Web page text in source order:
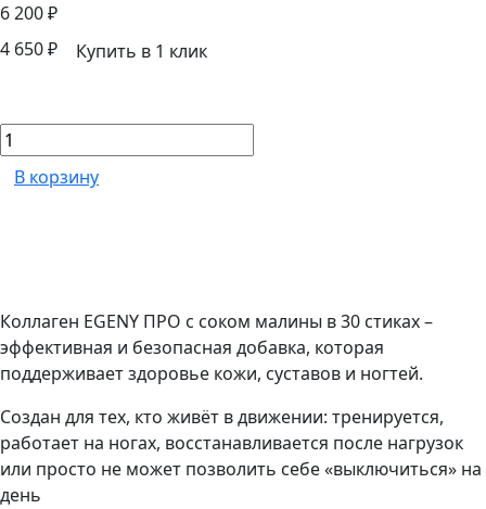
6 200 ₽
4 650 ₽
Купить в 1 клик
В корзину
Коллаген EGENY ПРО с соком малины в 30 стиках –
эффективная и безопасная добавка, которая
поддерживает здоровье кожи, суставов и ногтей.
Создан для тех, кто живёт в движении: тренируется,
работает на ногах, восстанавливается после нагрузок
или просто не может позволить себе «выключиться» на
день